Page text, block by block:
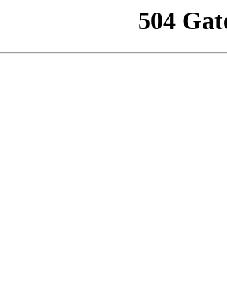
504